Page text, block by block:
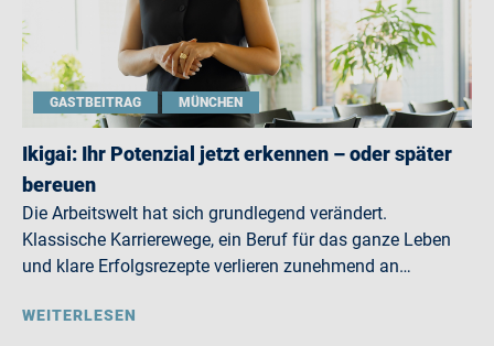
GASTBEITRAG MÜNCHEN
Ikigai: Ihr Potenzial jetzt erkennen – oder später
bereuen
Die Arbeitswelt hat sich grundlegend verändert.
Klassische Karrierewege, ein Beruf für das ganze Leben
und klare Erfolgsrezepte verlieren zunehmend an…
WEITERLESEN